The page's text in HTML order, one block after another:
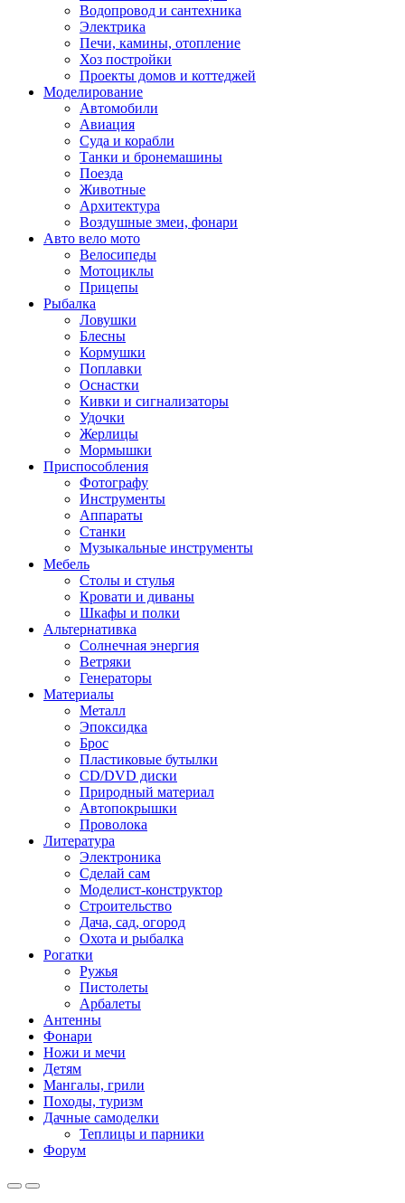
Водопровод и сантехника
Электрика
Печи, камины, отопление
Хоз постройки
Проекты домов и коттеджей
Моделирование
Автомобили
Авиация
Суда и корабли
Танки и бронемашины
Поезда
Животные
Архитектура
Воздушные змеи, фонари
Авто вело мото
Велосипеды
Мотоциклы
Прицепы
Рыбалка
Ловушки
Блесны
Кормушки
Поплавки
Оснастки
Кивки и сигнализаторы
Удочки
Жерлицы
Мормышки
Приспособления
Фотографу
Инструменты
Аппараты
Станки
Музыкальные инструменты
Мебель
Столы и стулья
Кровати и диваны
Шкафы и полки
Альтернативка
Солнечная энергия
Ветряки
Генераторы
Материалы
Металл
Эпоксидка
Брос
Пластиковые бутылки
CD/DVD диски
Природный материал
Автопокрышки
Проволока
Литература
Электроника
Сделай сам
Моделист-конструктор
Строительство
Дача, сад, огород
Охота и рыбалка
Рогатки
Ружья
Пистолеты
Арбалеты
Антенны
Фонари
Ножи и мечи
Детям
Мангалы, грили
Походы, туризм
Дачные самоделки
Теплицы и парники
Форум